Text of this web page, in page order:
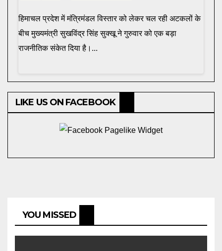
हिमाचल प्रदेश में मंत्रिमंडल विस्तार को लेकर चल रही अटकलों के
बीच मुख्यमंत्री सुखविंद्र सिंह सुक्खू ने गुरुवार को एक बड़ा
राजनीतिक संकेत दिया है।...
LIKE US ON FACEBOOK
YOU MISSED